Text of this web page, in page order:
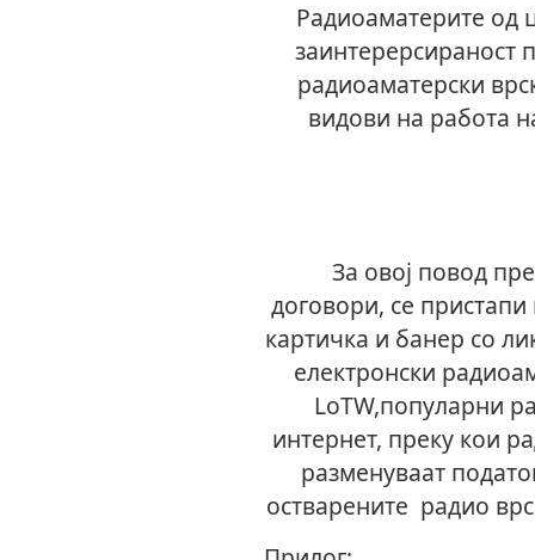
Радиоаматерите од
заинтерерсираност
радиоаматерски
видови на работа
За овој повод
договори, се
картичка и банер со
електронски
LoTW,популарни
интернет, преку кои
разменуваат
остварените радио